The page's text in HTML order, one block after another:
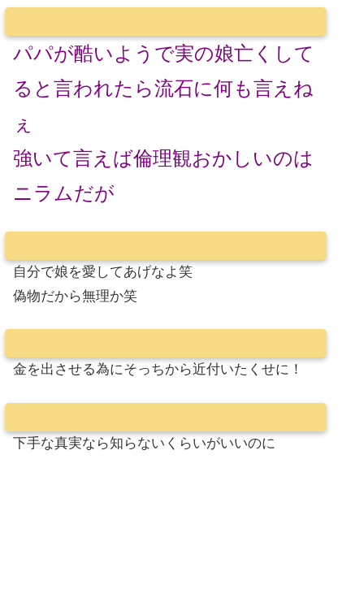
パパが酷いようで実の娘亡くして
ると言われたら流石に何も言えね
ぇ
強いて言えば倫理観おかしいのは
ニラムだが
自分で娘を愛してあげなよ笑
偽物だから無理か笑
金を出させる為にそっちから近付いたくせに！
下手な真実なら知らないくらいがいいのに